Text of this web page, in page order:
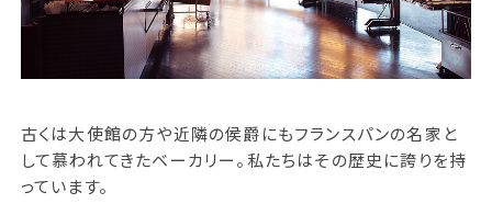
古くは大使館の方や近隣の侯爵にもフランスパンの名家と
して慕われてきたベーカリー。私たちはその歴史に誇りを持
っています。